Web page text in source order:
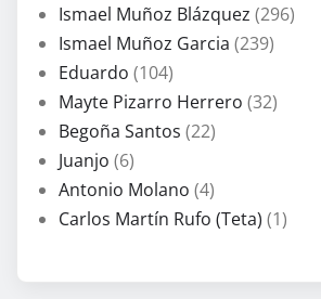
Ismael Muñoz Blázquez (296)
Ismael Muñoz Garcia (239)
Eduardo (104)
Mayte Pizarro Herrero (32)
Begoña Santos (22)
Juanjo (6)
Antonio Molano (4)
Carlos Martín Rufo (Teta) (1)